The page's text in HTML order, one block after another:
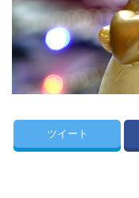
ツイート